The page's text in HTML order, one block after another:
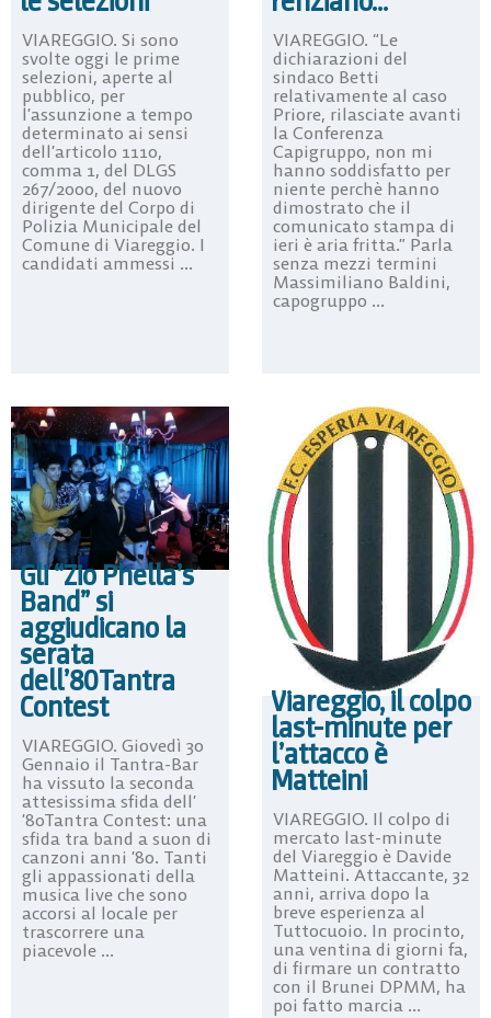
VIAREGGIO. Si sono
svolte oggi le prime
selezioni, aperte al
pubblico, per
l’assunzione a tempo
determinato ai sensi
dell’articolo 1110,
comma 1, del DLGS
267/2000, del nuovo
dirigente del Corpo di
Polizia Municipale del
Comune di Viareggio. I
candidati ammessi ...
VIAREGGIO. “Le
dichiarazioni del
sindaco Betti
relativamente al caso
Priore, rilasciate avanti
la Conferenza
Capigruppo, non mi
hanno soddisfatto per
niente perchè hanno
dimostrato che il
comunicato stampa di
ieri è aria fritta.” Parla
senza mezzi termini
Massimiliano Baldini,
capogruppo ...
Gli “Zio Phella’s
Band” si
aggiudicano la
serata
dell’80Tantra
Contest
VIAREGGIO. Giovedì 30
Gennaio il Tantra-Bar
ha vissuto la seconda
attesissima sfida dell’
’80Tantra Contest: una
sfida tra band a suon di
canzoni anni ’80. Tanti
gli appassionati della
musica live che sono
accorsi al locale per
trascorrere una
piacevole ...
Viareggio, il colpo
last-minute per
l’attacco è
Matteini
VIAREGGIO. Il colpo di
mercato last-minute
del Viareggio è Davide
Matteini. Attaccante, 32
anni, arriva dopo la
breve esperienza al
Tuttocuoio. In procinto,
una ventina di giorni fa,
di firmare un contratto
con il Brunei DPMM, ha
poi fatto marcia ...